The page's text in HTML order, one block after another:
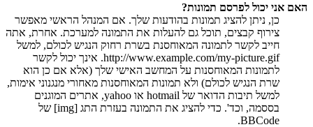
האם אני יכול לפרסם תמונות?
כן, ניתן להציג תמונות בהודעות שלך. אם המנהל הראשי מאפשר
צירוף קבצים, תוכל גם להעלות את התמונה למערכת. אחרת, אתה
חייב לקשר לתמונה המאוחסנת בשרת רחוק הנגיש לכולם, למשל
http://www.example.com/my-picture.gif. אינך יכול לקשר
לתמונות המאוחסנות על המחשב האישי שלך (אלא אם כן הוא
שרת הנגיש לכולם) ולא תמונות המאוחסנות מאחורי מנגנוני אימות,
למשל תיבות הדואר של hotmail או yahoo, אתרים המוגנים
בססמה, וכד'. כדי להציג את התמונה בעזרת התג [img] של
BBCode.